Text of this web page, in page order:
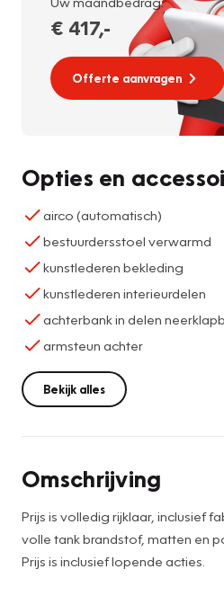
€ 417,-
Offerte aanvragen
Opties en
airco (automatisch)
bestuurdersstoel verwarmd
kunstlederen bekleding
kunstlederen interieurdelen
achterbank in delen
armsteun achter
Bekijk alles
Omschrijving
Prijs is volledig rijklaar, inclusief
volle tank brandstof, matten en
Prijs is inclusief lopende acties.